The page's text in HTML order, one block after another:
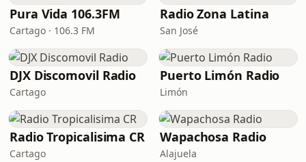
Pura Vida 106.3FM
Cartago · 106.3 FM
Radio Zona Latina
San José
DJX Discomovil Radio
Cartago
Puerto Limón Radio
Limón
Radio Tropicalisima CR
Cartago
Wapachosa Radio
Alajuela